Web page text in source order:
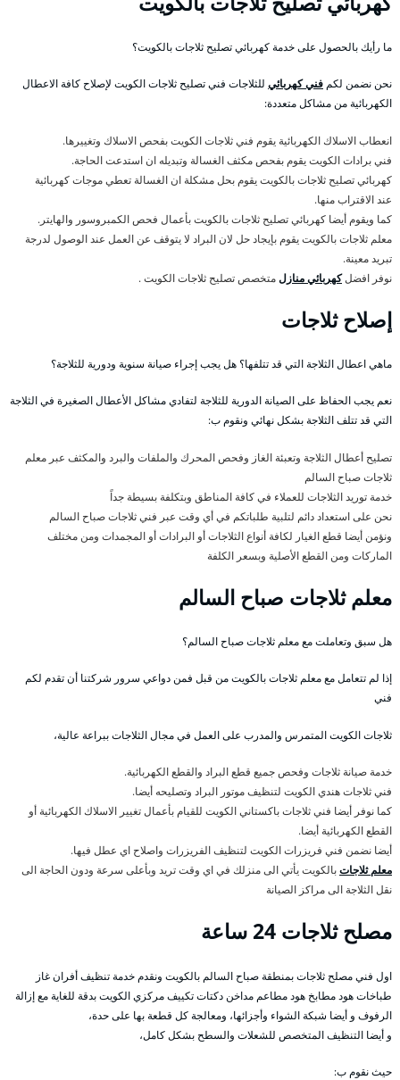
ما رأيك بالحصول على خدمة كهربائي تصليح ثلاجات بالكويت؟
نحن نضمن لكم فني كهربائي للثلاجات فني تصليح ثلاجات الكويت لإصلاح كافة الاعطال
الكهربائية من مشاكل متعددة:
انعطاب الاسلاك الكهربائية يقوم فني ثلاجات الكويت بفحص الاسلاك وتغييرها.
فني برادات الكويت يقوم بفحص مكثف الغسالة وتبديله ان استدعت الحاجة.
كهربائي تصليح ثلاجات بالكويت يقوم بحل مشكلة ان الغسالة تعطي موجات كهربائية
عند الاقتراب منها.
كما ويقوم أيضا كهربائي تصليح ثلاجات بالكويت بأعمال فحص الكمبروسور والهايتر.
معلم ثلاجات بالكويت يقوم بإيجاد حل لان البراد لا يتوقف عن العمل عند الوصول لدرجة
تبريد معينة.
نوفر افضلكهربائي منازلمتخصص تصليح ثلاجات الكويت .
إصلاح ثلاجات
ماهي اعطال الثلاجة التي قد تتلفها؟ هل يجب إجراء صيانة سنوية ودورية للثلاجة؟
نعم يجب الحفاظ على الصيانة الدورية للثلاجة لتفادي مشاكل الأعطال الصغيرة في الثلاجة
التي قد تتلف الثلاجة بشكل نهائي ونقوم ب:
تصليح أعطال الثلاجة وتعبئة الغاز وفحص المحرك والملفات والبرد والمكثف عبر معلم
ثلاجات صباح السالم
خدمة توريد الثلاجات للعملاء في كافة المناطق وبتكلفة بسيطة جداً
نحن على استعداد دائم لتلبية طلباتكم في أي وقت عبر فني ثلاجات صباح السالم
ونؤمن أيضا قطع الغيار لكافة أنواع الثلاجات أو البرادات أو المجمدات ومن مختلف
الماركات ومن القطع الأصلية وبسعر الكلفة
معلم ثلاجات صباح السالم
هل سبق وتعاملت مع معلم ثلاجات صباح السالم؟
إذا لم تتعامل مع معلم ثلاجات بالكويت من قبل فمن دواعي سرور شركتنا أن تقدم لكم
فني
ثلاجات الكويت المتمرس والمدرب على العمل في مجال الثلاجات ببراعة عالية،
خدمة صيانة ثلاجات وفحص جميع قطع البراد والقطع الكهربائية.
فني ثلاجات هندي الكويت لتنظيف موتور البراد وتصليحه أيضا.
كما نوفر أيضا فني ثلاجات باكستاني الكويت للقيام بأعمال تغيير الاسلاك الكهربائية أو
القطع الكهربائية أيضا.
أيضا نضمن فني فريزرات الكويت لتنظيف الفريزرات واصلاح اي عطل فيها.
معلم ثلاجاتبالكويت يأتي الى منزلك في اي وقت تريد وبأعلى سرعة ودون الحاجة الى
نقل الثلاجة الى مراكز الصيانة
مصلح ثلاجات 24 ساعة
اول فني مصلح ثلاجات بمنطقة صباح السالم بالكويت ونقدم خدمة تنظيف أفران غاز
طباخات هود مطابخ هود مطاعم مداخن دكتات تكييف مركزي الكويت بدقة للغاية مع إزالة
الرفوف و أيضا شبكة الشواء وأجزائها، ومعالجة كل قطعة بها على حدة،
و أيضا التنظيف المتخصص للشعلات والسطح بشكل كامل،
حيث نقوم ب: